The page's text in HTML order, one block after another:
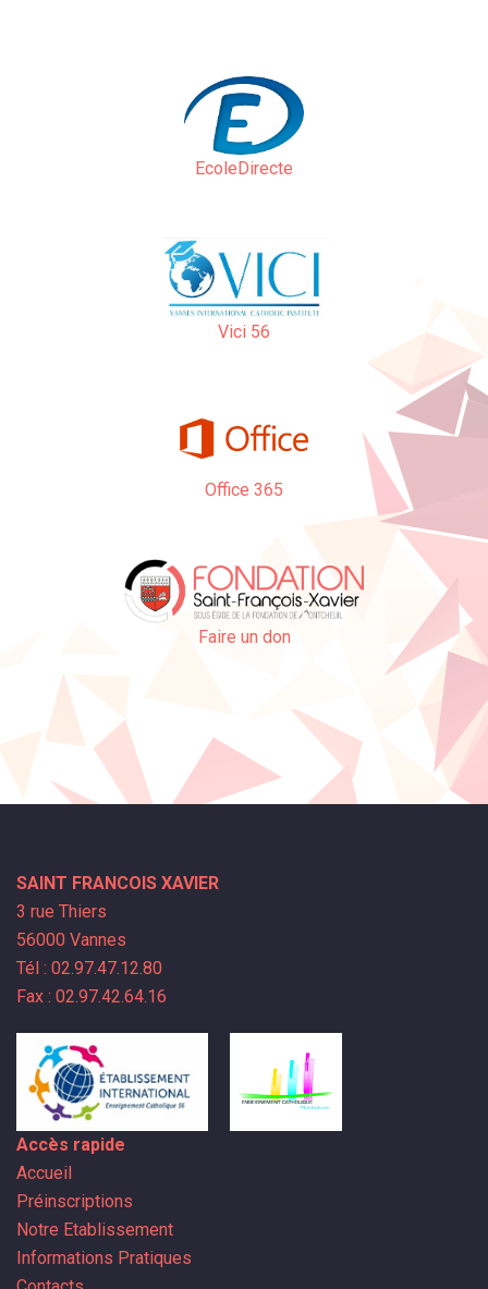
EcoleDirecte
Vici 56
Office 365
Faire un don
SAINT FRANCOIS XAVIER
3 rue Thiers
56000 Vannes
Tél : 02.97.47.12.80
Fax : 02.97.42.64.16
Accès rapide
Accueil
Préinscriptions
Notre Etablissement
Informations Pratiques